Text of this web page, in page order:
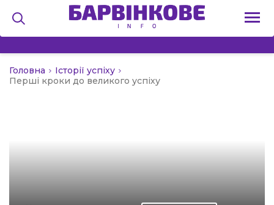
Головна
Історії успіху
Перші кроки до великого успіху